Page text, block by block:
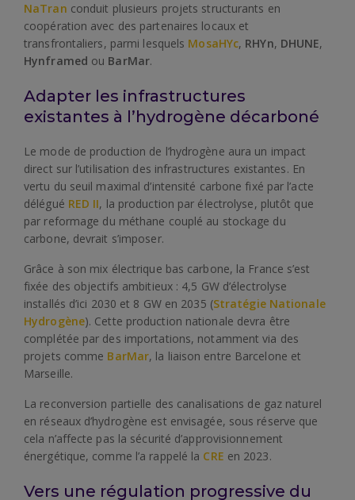
NaTran conduit plusieurs projets structurants en
coopération avec des partenaires locaux et
transfrontaliers, parmi lesquels MosaHYc, RHYn, DHUNE,
Hynframed ou BarMar.
Adapter les infrastructures
existantes à l’hydrogène décarboné
Le mode de production de l’hydrogène aura un impact
direct sur l’utilisation des infrastructures existantes. En
vertu du seuil maximal d’intensité carbone fixé par l’acte
délégué RED II, la production par électrolyse, plutôt que
par reformage du méthane couplé au stockage du
carbone, devrait s’imposer.
Grâce à son mix électrique bas carbone, la France s’est
fixée des objectifs ambitieux : 4,5 GW d’électrolyse
installés d’ici 2030 et 8 GW en 2035 (Stratégie Nationale
Hydrogène). Cette production nationale devra être
complétée par des importations, notamment via des
projets comme BarMar, la liaison entre Barcelone et
Marseille.
La reconversion partielle des canalisations de gaz naturel
en réseaux d’hydrogène est envisagée, sous réserve que
cela n’affecte pas la sécurité d’approvisionnement
énergétique, comme l’a rappelé la CRE en 2023.
Vers une régulation progressive du